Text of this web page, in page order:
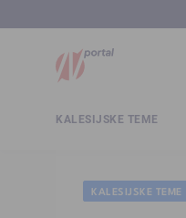
KALESIJSKE TEME
KALESIJSKE TEME